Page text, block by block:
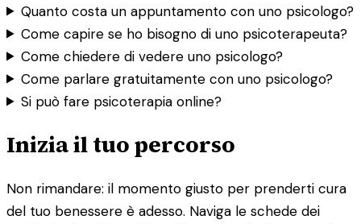
Quanto costa un appuntamento con uno psicologo?
Come capire se ho bisogno di uno psicoterapeuta?
Come chiedere di vedere uno psicologo?
Come parlare gratuitamente con uno psicologo?
Si può fare psicoterapia online?
Inizia il tuo percorso
Non rimandare: il momento giusto per prenderti cura
del tuo benessere è adesso. Naviga le schede dei